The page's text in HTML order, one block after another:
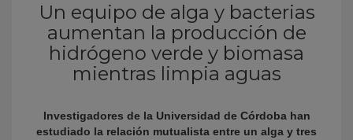
Un equipo de alga y bacterias
aumentan la producción de
hidrógeno verde y biomasa
mientras limpia aguas
Investigadores de la Universidad de Córdoba han
estudiado la relación mutualista entre un alga y tres